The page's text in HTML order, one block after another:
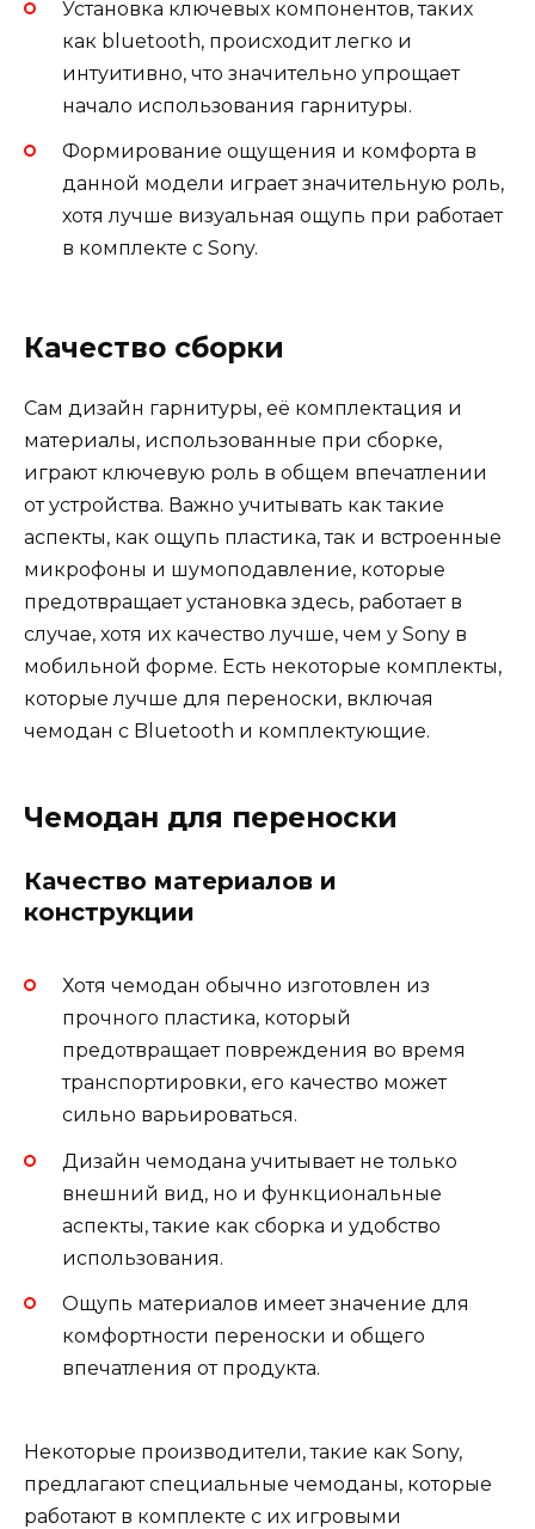
Установка ключевых компонентов, таких
как bluetooth, происходит легко и
интуитивно, что значительно упрощает
начало использования гарнитуры.
Формирование ощущения и комфорта в
данной модели играет значительную роль,
хотя лучше визуальная ощупь при работает
в комплекте с Sony.
Качество сборки
Сам дизайн гарнитуры, её комплектация и
материалы, использованные при сборке,
играют ключевую роль в общем впечатлении
от устройства. Важно учитывать как такие
аспекты, как ощупь пластика, так и встроенные
микрофоны и шумоподавление, которые
предотвращает установка здесь, работает в
случае, хотя их качество лучше, чем у Sony в
мобильной форме. Есть некоторые комплекты,
которые лучше для переноски, включая
чемодан с Bluetooth и комплектующие.
Чемодан для переноски
Качество материалов и
конструкции
Хотя чемодан обычно изготовлен из
прочного пластика, который
предотвращает повреждения во время
транспортировки, его качество может
сильно варьироваться.
Дизайн чемодана учитывает не только
внешний вид, но и функциональные
аспекты, такие как сборка и удобство
использования.
Ощупь материалов имеет значение для
комфортности переноски и общего
впечатления от продукта.
Некоторые производители, такие как Sony,
предлагают специальные чемоданы, которые
работают в комплекте с их игровыми